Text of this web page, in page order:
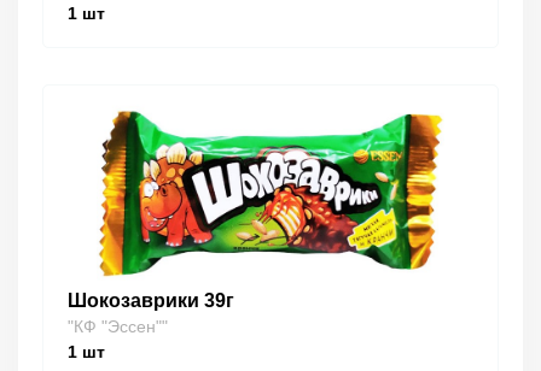
1 шт
Шокозаврики 39г
"КФ "Эссен""
1 шт